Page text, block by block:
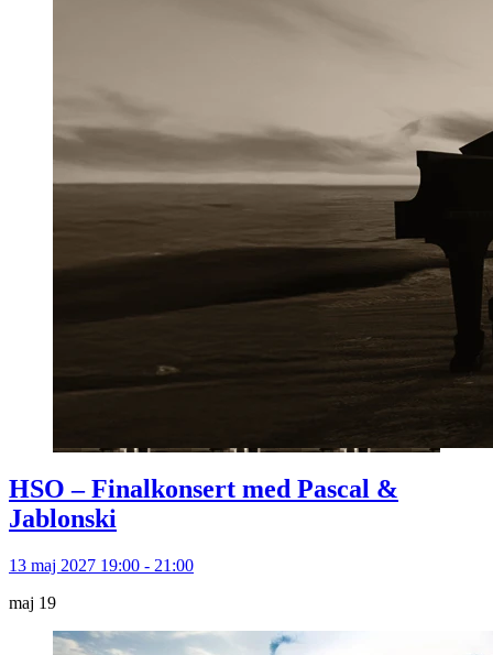
HSO – Finalkonsert med Pascal &
Jablonski
13 maj 2027 19:00 - 21:00
maj 19